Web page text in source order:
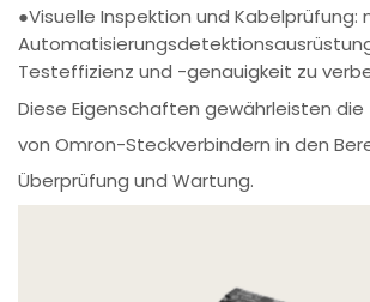
●Visuelle Inspektion und
Testeffizienz und -genauigkeit zu
Diese Eigenschaften gewährleisten die
von Omron-Steckverbindern in den
Überprüfung und Wartung.